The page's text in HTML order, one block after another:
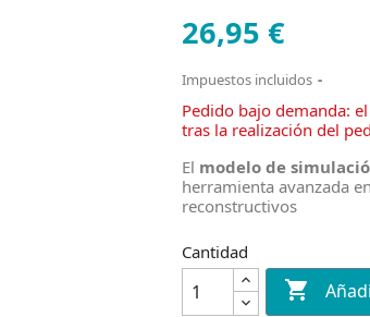
26,95 €
Impuestos incluidos
Pedido bajo demanda:
tras la realización del
El modelo de
herramienta avanzada
reconstructivos
Cantidad
